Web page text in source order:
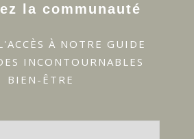
la communauté
À NOTRE GUIDE
INCONTOURNABLES
BIEN-ÊTRE